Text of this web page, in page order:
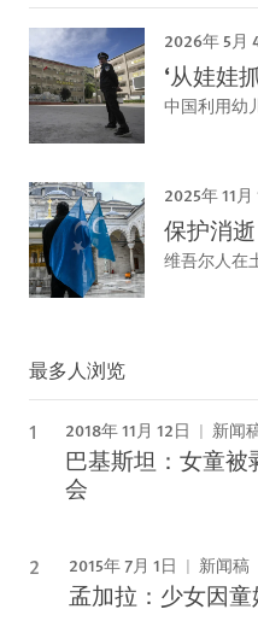
2026年 5月
‘从娃娃
中国利用幼
2025年 11月
保护消逝
维吾尔人在
最多人浏览
2018年 11月 12日 新闻
巴基斯坦：女童被
会
2015年 7月 1日 新闻稿
孟加拉：少女因